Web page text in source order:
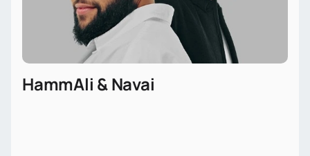
HammAli & Navai